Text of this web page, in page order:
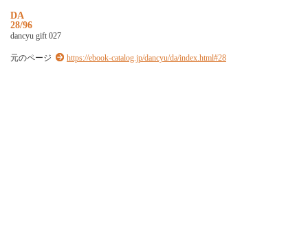
DA
28/96
dancyu gift 027
元のページ https://ebook-catalog.jp/dancyu/da/index.html#28